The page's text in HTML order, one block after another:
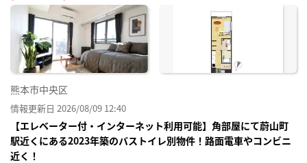
に入
熊本市中央区
情報更新日 2026/08/09 12:40
【エレベーター付・インターネット利用可能】角部屋にて蔚山町
駅近くにある2023年築のバストイレ別物件！路面電車やコンビニ
近く！